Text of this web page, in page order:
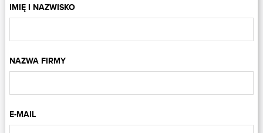
IMIĘ I NAZWISKO
NAZWA FIRMY
E-MAIL